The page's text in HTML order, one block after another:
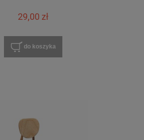
29,00 zł
do koszyka